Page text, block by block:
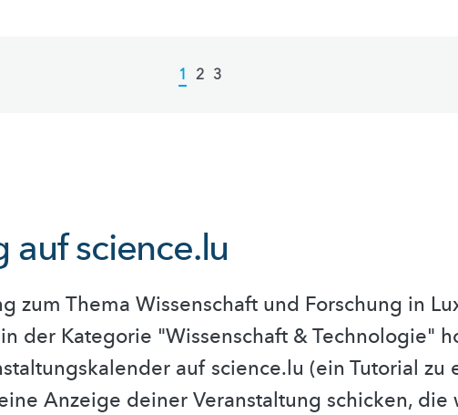
Current
1 Page
2 Page
3
auf science.lu
zum Thema Wissenschaft und Forschung in
der Kategorie "Wissenschaft & Technologie"
auf science.lu (ein Tutorial
Anzeige deiner Veranstaltung schicken, die